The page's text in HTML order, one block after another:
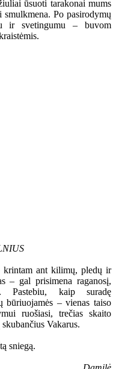
ūsuoti tarakonai mums
smulkmena. Po pasirodymų
ir svetingumu – buvom
krintam ant kilimų, pledų ir
– gal prisimena raganosį,
Pastebiu, kaip suradę
būriuojamės – vienas taiso
ruošiasi, trečias skaito
Vakarus.
sniegą.